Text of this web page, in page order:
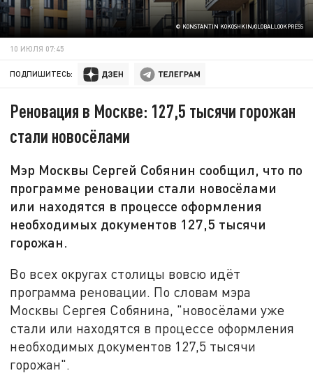
© KONSTANTIN KOKOSHKIN/GLOBALLOOKPRESS
10 ИЮЛЯ 07:45
ПОДПИШИТЕСЬ:
Реновация в Москве: 127,5 тысячи горожан
стали новосёлами
Мэр Москвы Сергей Собянин сообщил, что по
программе реновации стали новосёлами
или находятся в процессе оформления
необходимых документов 127,5 тысячи
горожан.
Во всех округах столицы вовсю идёт
программа реновации. По словам мэра
Москвы Сергея Собянина, "новосёлами уже
стали или находятся в процессе оформления
необходимых документов 127,5 тысячи
горожан".